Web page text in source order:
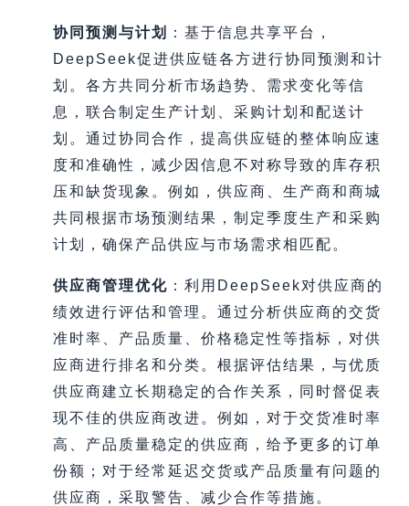
协同预测与计划
：基于信息共享平台，
DeepSeek促进供应链各方进行协同预测和计
划。各方共同分析市场趋势、需求变化等信
息，联合制定生产计划、采购计划和配送计
划。通过协同合作，提高供应链的整体响应速
度和准确性，减少因信息不对称导致的库存积
压和缺货现象。例如，供应商、生产商和商城
共同根据市场预测结果，制定季度生产和采购
计划，确保产品供应与市场需求相匹配。
供应商管理优化 ：利用DeepSeek对供应商的
绩效进行评估和管理。通过分析供应商的交货
准时率、产品质量、价格稳定性等指标，对供
应商进行排名和分类。根据评估结果，与优质
供应商建立长期稳定的合作关系，同时督促表
现不佳的供应商改进。例如，对于交货准时率
高、产品质量稳定的供应商，给予更多的订单
份额；对于经常延迟交货或产品质量有问题的
供应商，采取警告、减少合作等措施。